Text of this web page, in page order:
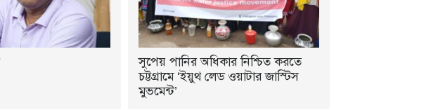
সুপেয় পানির অধিকার নিশ্চিত করতে
চট্টগ্রামে ‘ইয়ুথ লেড ওয়াটার জাস্টিস
মুভমেন্ট’